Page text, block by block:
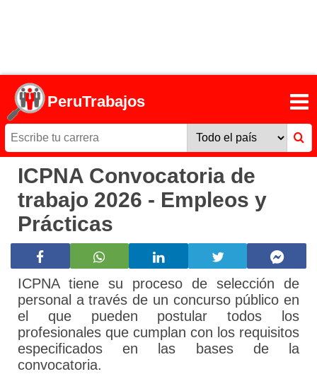
PeruTrabajos
ICPNA Convocatoria de
trabajo 2026 - Empleos y
Prácticas
ICPNA tiene su proceso de selección de
personal a través de un concurso público en
el que pueden postular todos los
profesionales que cumplan con los requisitos
especificados en las bases de la
convocatoria.